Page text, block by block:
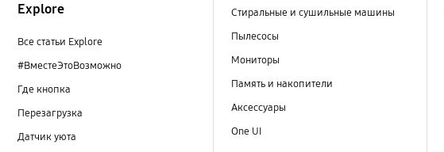
Explore
Все статьи Explore
#ВместеЭтоВозможно
Где кнопка
Перезагрузка
Датчик уюта
Стиральные и сушильные машины
Пылесосы
Мониторы
Память и накопители
Аксессуары
One UI